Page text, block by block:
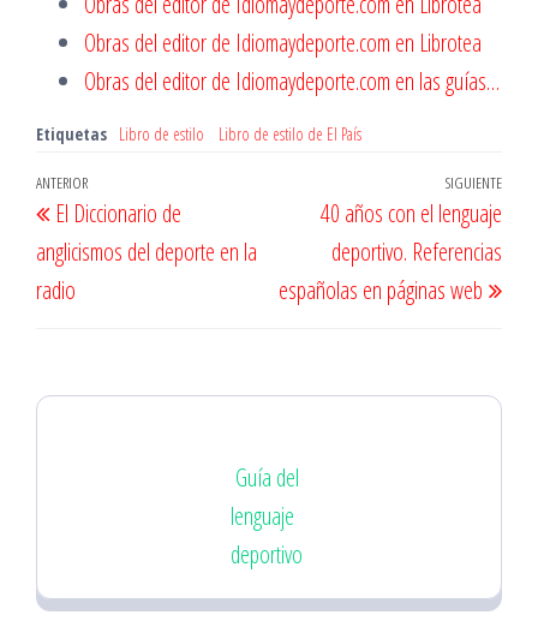
Obras del editor de Idiomaydeporte.com en Librotea
Obras del editor de Idiomaydeporte.com en las guías…
Etiquetas Libro de estilo Libro de estilo de El País
Navegación
de
entradas
Entrada
anterior
ANTERIOR
El Diccionario de
anglicismos del deporte en la
radio
SIGUIENTE
40 años con el lenguaje
deportivo. Referencias
españolas en páginas web
Guía del
lenguaje
deportivo